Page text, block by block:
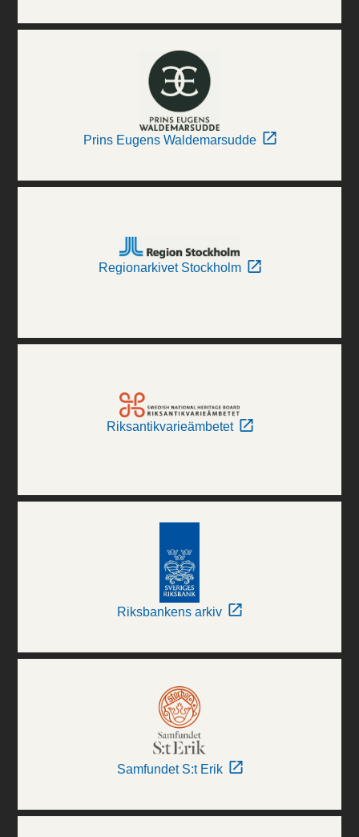
Prins Eugens Waldemarsudde
Regionarkivet Stockholm
Riksantikvarieämbetet
Riksbankens arkiv
Samfundet S:t Erik